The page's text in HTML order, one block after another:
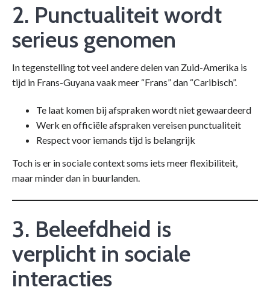
2. Punctualiteit wordt
serieus genomen
In tegenstelling tot veel andere delen van Zuid-Amerika is
tijd in Frans-Guyana vaak meer “Frans” dan “Caribisch”.
Te laat komen bij afspraken wordt niet gewaardeerd
Werk en officiële afspraken vereisen punctualiteit
Respect voor iemands tijd is belangrijk
Toch is er in sociale context soms iets meer flexibiliteit,
maar minder dan in buurlanden.
3. Beleefdheid is
verplicht in sociale
interacties